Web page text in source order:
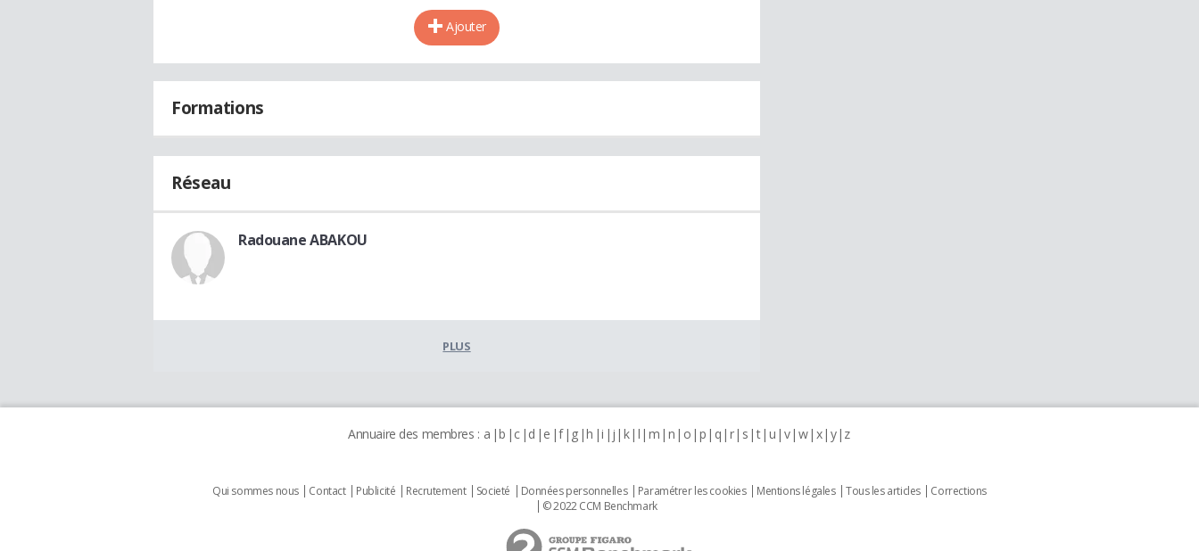
Ajouter
Formations
Réseau
Radouane ABAKOU
PLUS
Annuaire des membres : a b c d e f g h i j k l m n o p q r s t u v w x y z
Qui sommes nous Contact Publicité Recrutement Societé Données personnelles Paramétrer les cookies Mentions légales Tous les articles
Corrections
© 2022 CCM Benchmark